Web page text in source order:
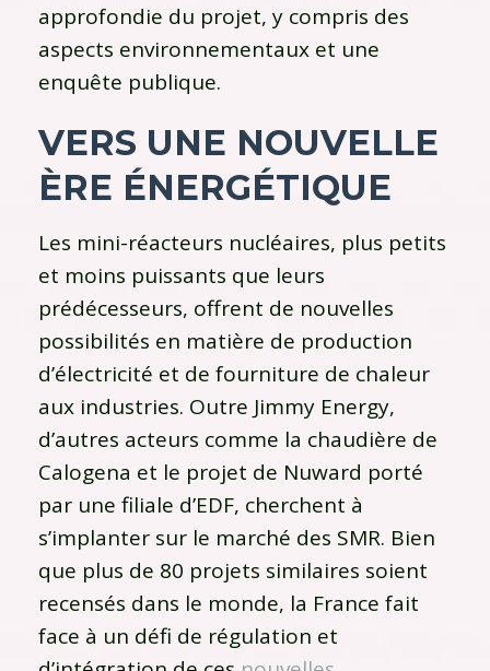
approfondie du projet, y compris des
aspects environnementaux et une
enquête publique.
VERS UNE NOUVELLE
ÈRE ÉNERGÉTIQUE
Les mini-réacteurs nucléaires, plus petits
et moins puissants que leurs
prédécesseurs, offrent de nouvelles
possibilités en matière de production
d’électricité et de fourniture de chaleur
aux industries. Outre Jimmy Energy,
d’autres acteurs comme la chaudière de
Calogena et le projet de Nuward porté
par une filiale d’EDF, cherchent à
s’implanter sur le marché des SMR. Bien
que plus de 80 projets similaires soient
recensés dans le monde, la France fait
face à un défi de régulation et